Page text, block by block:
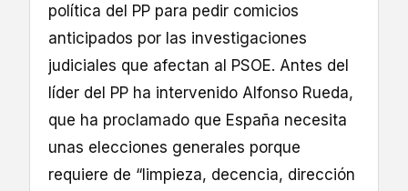
política del PP para pedir comicios
anticipados por las investigaciones
judiciales que afectan al PSOE. Antes del
líder del PP ha intervenido Alfonso Rueda,
que ha proclamado que España necesita
unas elecciones generales porque
requiere de “limpieza, decencia, dirección